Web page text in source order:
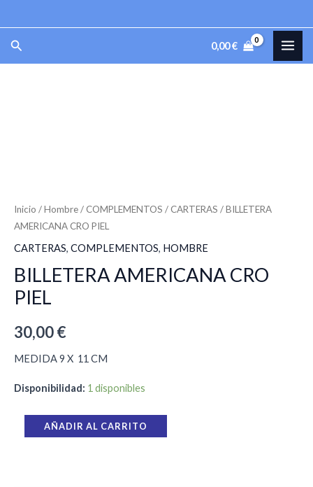
al
contenido
Buscar 0,00€
Inicio /Hombre/ COMPLEMENTOS / CARTERAS / BILLETERA
AMERICANA CRO PIEL
CARTERAS, COMPLEMENTOS, HOMBRE
BILLETERA AMERICANA CRO
PIEL
30,00€
MEDIDA 9 X 11 CM
Disponibilidad: 1 disponibles
AÑADIR AL CARRITO
cantidad